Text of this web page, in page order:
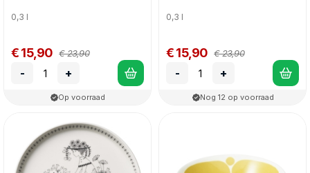
0,3 l
€ 15,90 € 23,90
- +
Op voorraad
0,3 l
€ 15,90 € 23,90
- +
Nog 12 op voorraad